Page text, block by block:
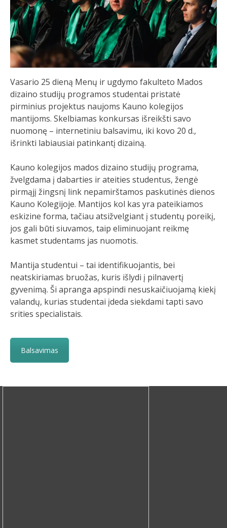
Vasario 25 dieną Menų ir ugdymo fakulteto Mados
dizaino studijų programos studentai pristatė
pirminius projektus naujoms Kauno kolegijos
mantijoms. Skelbiamas konkursas išreikšti savo
nuomonę – internetiniu balsavimu, iki kovo 20 d.,
išrinkti labiausiai patinkantį dizainą.
Kauno kolegijos mados dizaino studijų programa,
žvelgdama į dabarties ir ateities studentus, žengė
pirmąjį žingsnį link nepamirštamos paskutinės dienos
Kauno Kolegijoje. Mantijos kol kas yra pateikiamos
eskizine forma, tačiau atsižvelgiant į studentų poreikį,
jos gali būti siuvamos, taip eliminuojant reikmę
kasmet studentams jas nuomotis.
Mantija studentui – tai identifikuojantis, bei
neatskiriamas bruožas, kuris išlydi į pilnavertį
gyvenimą. Ši apranga apspindi nesuskaičiuojamą kiekį
valandų, kurias studentai įdeda siekdami tapti savo
srities specialistais.
Balsavimas